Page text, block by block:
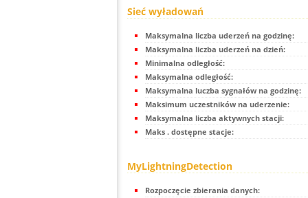
Sieć wyładowań
Maksymalna liczba uderzeń na godzinę:
Maksymalna liczba uderzeń na dzień:
Minimalna odległość:
Maksymalna odległość:
Maksymalna luczba sygnałów na godzinę:
Maksimum uczestników na uderzenie:
Maksymalna liczba aktywnych stacji:
Maks . dostępne stacje:
MyLightningDetection
Rozpoczęcie zbierania danych: